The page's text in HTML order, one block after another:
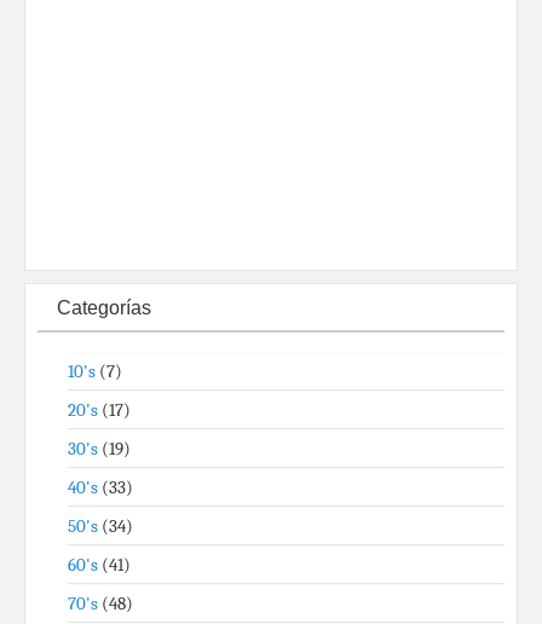
Categorías
10's (7)
20's (17)
30's (19)
40's (33)
50's (34)
60's (41)
70's (48)